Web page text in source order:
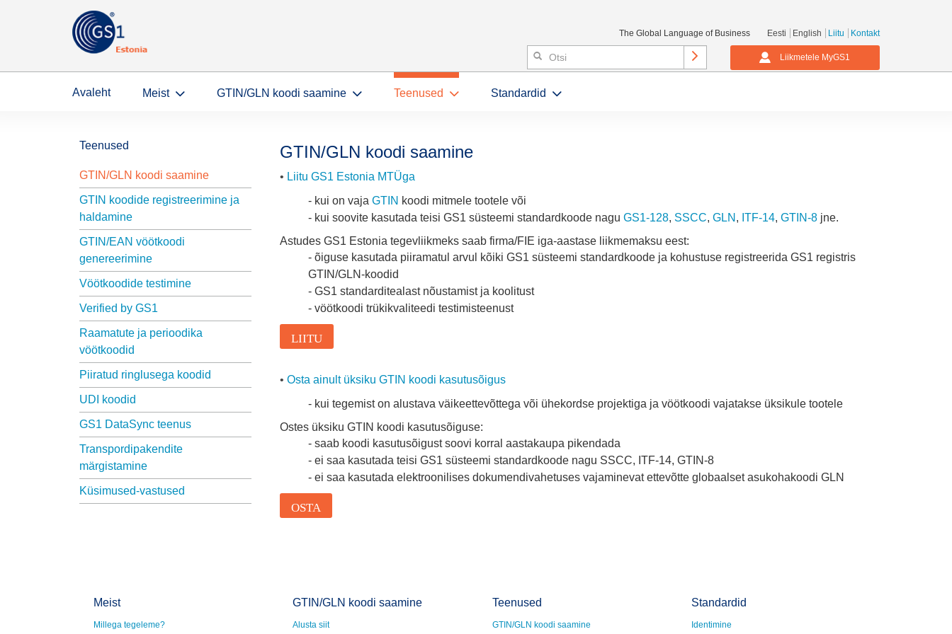
The Global Language of Business Eesti English Liitu Kontakt
Liikmetele MyGS1
Avaleht Meist GTIN/GLN koodi saamine Teenused Standardid
Teenused
GTIN/GLN koodi saamine
GTIN koodide registreerimine ja
haldamine
GTIN/EAN vöötkoodi
genereerimine
Vöötkoodide testimine
Verified by GS1
Raamatute ja perioodika
vöötkoodid
Piiratud ringlusega koodid
UDI koodid
GS1 DataSync teenus
Transpordipakendite
märgistamine
Küsimused-vastused
GTIN/GLN koodi saamine
• Liitu GS1 Estonia MTÜga
- kui on vaja GTIN koodi mitmele tootele või
- kui soovite kasutada teisi GS1 süsteemi standardkoode nagu GS1-128, SSCC, GLN , ITF-14, GTIN-8jne.
Astudes GS1 Estonia tegevliikmeks saab firma/FIE iga-aastase liikmemaksu eest:
- õiguse kasutada piiramatul arvul kõiki GS1 süsteemi standardkoode ja kohustuse registreerida GS1 registris
GTIN/GLN-koodid
- GS1 standarditealast nõustamist ja koolitust
- vöötkoodi trükikvaliteedi testimisteenust
LIITU
• Osta ainult üksiku GTIN koodi kasutusõigus
- kui tegemist on alustava väikeettevõttega või ühekordse projektiga ja vöötkoodi vajatakse üksikule tootele
Ostes üksiku GTIN koodi kasutusõiguse:
- saab koodi kasutusõigust soovi korral aastakaupa pikendada
- ei saa kasutada teisi GS1 süsteemi standardkoode nagu SSCC, ITF-14, GTIN-8
- ei saa kasutada elektroonilises dokumendivahetuses vajaminevat ettevõtte globaalset asukohakoodi GLN
OSTA
Meist
Millega tegeleme?
GTIN/GLN koodi saamine
Alusta siit
Teenused
GTIN/GLN koodi saamine
Standardid
Identimine